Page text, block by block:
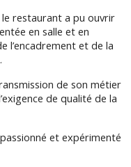
le restaurant a pu ouvrir
en salle et en
l’encadrement et de la
de son métier
de qualité de la
et expérimenté